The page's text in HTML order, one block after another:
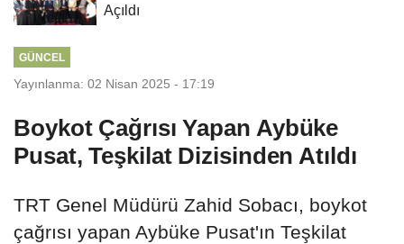
Açıldı
GÜNCEL
Yayınlanma: 02 Nisan 2025 - 17:19
Boykot Çağrısı Yapan Aybüke
Pusat, Teşkilat Dizisinden Atıldı
TRT Genel Müdürü Zahid Sobacı, boykot
çağrısı yapan Aybüke Pusat'ın Teşkilat